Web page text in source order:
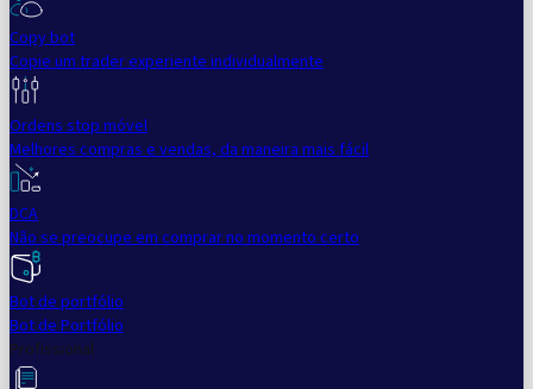
Copy bot
Copie um trader experiente individualmente
Ordens stop móvel
Melhores compras e vendas, da maneira mais fácil
DCA
Não se preocupe em comprar no momento certo
Bot de portfólio
Bot de Portfólio
Profissional